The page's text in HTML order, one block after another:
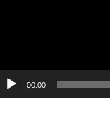
00:00